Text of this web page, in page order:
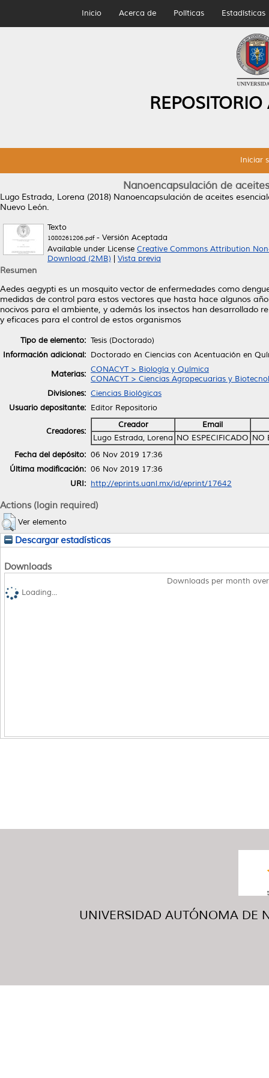
Inicio Acerca de Políticas Estadísticas
Iniciar
Nanoencapsulación de
Lugo Estrada, Lorena (2018) Nanoencapsulación de aceites
Nuevo León.
Texto
1080261206.pdf- Versión Aceptada
Available under License Creative Commons Attribution
Download (2MB)
Vista previa
Resumen
Aedes aegypti es un mosquito vector de enfermedades como
medidas de control para estos vectores que hasta hace algunos
nocivos para el ambiente, y además los insectos han desarrollado
y eficaces para el control de estos organismos
Tipo de elemento: Tesis (Doctorado)
Información adicional: Doctorado en Ciencias con Acentuación en
Materias: CONACYT > Biología y Química
CONACYT > Ciencias Agropecuarias y
Divisiones: Ciencias Biológicas
Usuario depositante: Editor Repositorio
Creadores:
Creador
Email
Lugo Estrada, Lorena NO ESPECIFICADO NO
Fecha del depósito: 06 Nov 2019 17:36
Última modificación: 06 Nov 2019 17:36
URI: http://eprints.uanl.mx/id/eprint/17642
Actions (login required)
Ver elemento
Descargar estadísticas
Downloads
Downloads per month
Loading...
UNIVERSIDAD AUTÓNOMA DE